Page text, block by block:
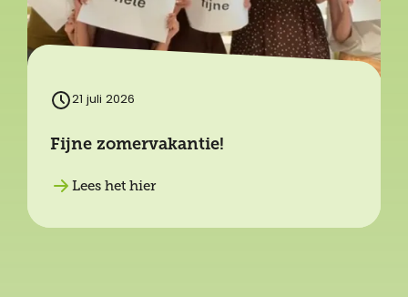
21 juli 2026
Fijne zomervakantie!
Lees het hier